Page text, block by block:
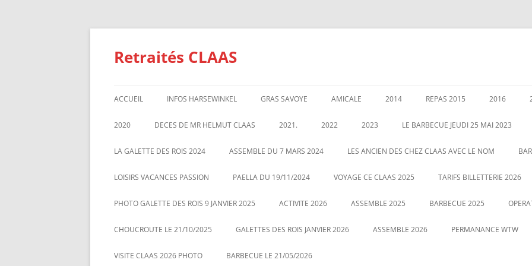
Aller
Retraités CLAAS
ACCUEIL INFOS HARSEWINKEL
ACTIVITE 2025
TARIFS BILLETTERIE AU 01/1/2025
GRAS SAVOYE
LES PERMANENCES GARANTIES AU 1 JANVIER 2020
AMICALE
CRÉATION DE AMICALE
POUR NOUS CONTACTER
2014
ASSEMBLEE 2014
COUSCOUS EN 2014
REPAS 2015 2016
GALETTE
CENTRALE
2020
GALETTE DES ROIS 2020
ASSEMBLÉ DES RETRAITÉS LE 5
DECES DE MR HELMUT CLAAS 2021. 2022
ASSEMBLE 2022
LE 21 MAI 2022 BARBECUE PHOTO
PHOTO POUR AGRANDIR
2023
GALETTE DES ROIS LE 12 JANVIER
LE BARBECUE JEUDI 25 MAI 2023
LA GALETTE DES ROIS 2024 ASSEMBLE DU 7 MARS 2024 LES ANCIEN DES CHEZ CLAAS AVEC LE NOM
LOISIRS VACANCES PASSION PAELLA DU 19/11/2024 VOYAGE CE CLAAS 2025 TARIFS BILLETTERIE 2026
PHOTO GALETTE DES ROIS 9 JANVIER 2025 ACTIVITE 2026 ASSEMBLE 2025 BARBECUE 2025
CHOUCROUTE LE 21/10/2025 GALETTES DES ROIS JANVIER 2026 ASSEMBLE 2026 PERMANANCE WTW
VISITE CLAAS 2026 PHOTO BARBECUE LE 21/05/2026